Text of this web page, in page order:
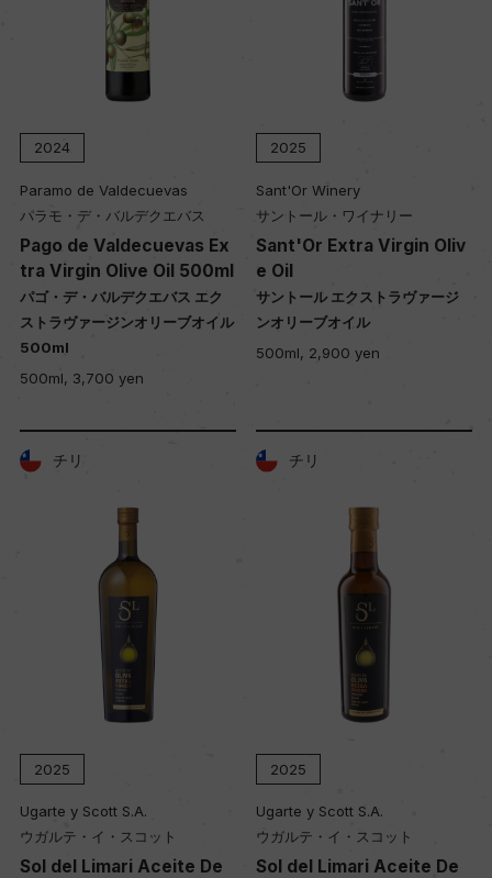
2024
Paramo de Valdecuevas
パラモ・デ・バルデクエバス
Pago de Valdecuevas Ex
tra Virgin Olive Oil 500ml
パゴ・デ・バルデクエバス エク
ストラヴァージンオリーブオイル
500ml
500ml, 3,700 yen
2025
Sant'Or Winery
サントール・ワイナリー
Sant'Or Extra Virgin Oliv
e Oil
サントール エクストラヴァージ
ンオリーブオイル
500ml, 2,900 yen
チリ
2025
Ugarte y Scott S.A.
ウガルテ・イ・スコット
Sol del Limari Aceite De
チリ
2025
Ugarte y Scott S.A.
ウガルテ・イ・スコット
Sol del Limari Aceite De